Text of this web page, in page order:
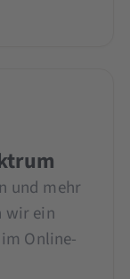
und mehr
wir ein
Online-